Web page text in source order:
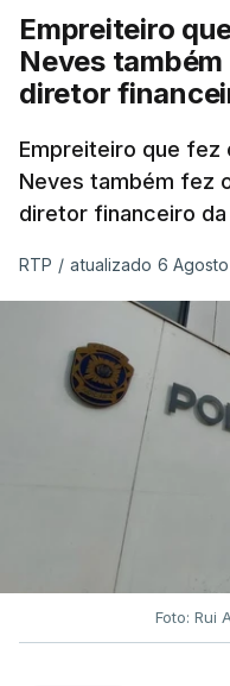
Empreiteiro
Neves
diretor
Empreiteiro que fez
Neves também fez
diretor financeiro da
RTP / atualizado 6
Foto: Rui